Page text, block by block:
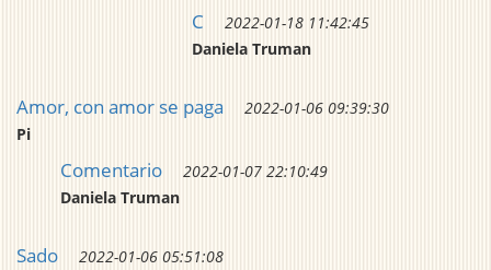
C
2022-01-18 11:42:45
Daniela Truman
Amor, con amor se paga
2022-01-06 09:39:30
Pi
Comentario
2022-01-07 22:10:49
Daniela Truman
Sado
2022-01-06 05:51:08